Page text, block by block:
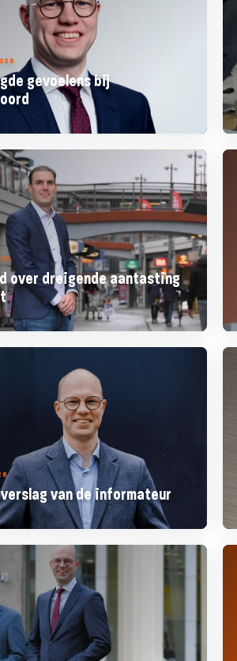
gevoelens bij
over dreigende aantasting
van de informateur